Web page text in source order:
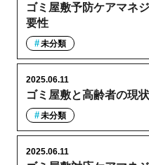
ゴミ屋敷予防ケアマネ
要性
未分類
ゴミ屋敷と高齢者の現
2025.06.11
未分類
2025.06.11